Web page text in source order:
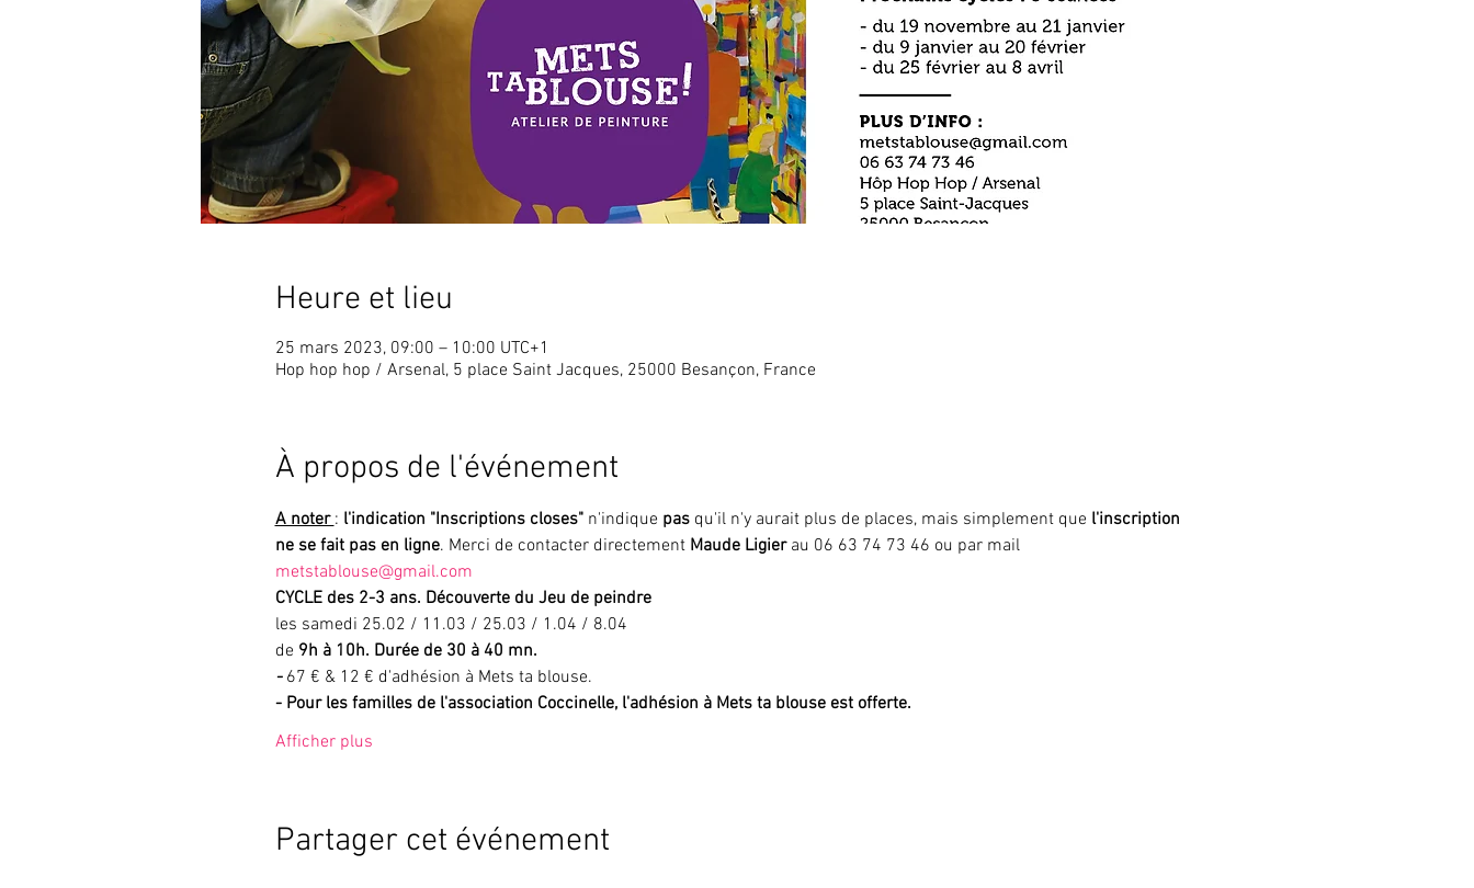
Heure et lieu
25 mars 2023, 09:00 – 10:00 UTC+1
Hop hop hop / Arsenal, 5 place Saint Jacques, 25000 Besançon, France
À propos de l'événement
A noter : l'indication "Inscriptions closes" n'indique pas qu'il n'y aurait plus de places, mais simplement que l'inscription
ne se fait pas en ligne. Merci de contacter directement Maude Ligier au 06 63 74 73 46 ou par mail
metstablouse@gmail.com
CYCLE des 2-3 ans. Découverte du Jeu de peindre
les samedi 25.02 / 11.03 / 25.03 / 1.04 / 8.04
de 9h à 10h. Durée de 30 à 40 mn.
- 67 € & 12 € d'adhésion à Mets ta blouse.
- Pour les familles de l'association Coccinelle, l'adhésion à Mets ta blouse est offerte.
Afficher plus
Partager cet événement